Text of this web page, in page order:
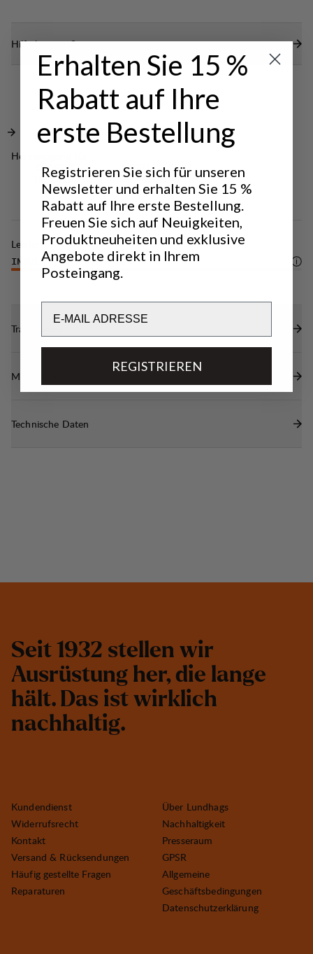
abnehmen, wenn sie zum Wetter und zu Ihrem Stil
passt. Die Handwärmertaschen schützen Ihre
Hände und Sachen, wenn Sie in den Bergen und in
städtischen Gebieten unterwegs sind.
Verstellbarer elastischer Kordelzug in der Taille.
Zwei-Wege-Frontreißverschluss mit Sturmklappe
und Kinnschutz.
DWR-Behandlung (100 % frei von
Fluorkohlenwasserstoffen), um Wasser und
Schmutz abzuweisen.
Hilfe benötigt?
Hervorragend für
CLASSIC
TREKKING
LIGHT & TECH
TREKKING
Leistung
INSULATION/WARMTH 5/6
Transparenz
Materialien
Technische Daten
Seit 1932 stellen wir
Ausrüstung her, die lange
hält. Das ist wirklich
nachhaltig.
Kundendienst
Widerrufsrecht
Kontakt
Versand & Rücksendungen
Häufig gestellte Fragen
Reparaturen
Über Lundhags
Nachhaltigkeit
Presseraum
GPSR
Allgemeine
Geschäftsbedingungen
Datenschutzerklärung
Erhalten Sie 15 %
Rabatt auf Ihre
erste Bestellung
Registrieren Sie sich für unseren
Newsletter und erhalten Sie 15 %
Rabatt auf Ihre erste Bestellung.
Freuen Sie sich auf Neuigkeiten,
Produktneuheiten und exklusive
Angebote direkt in Ihrem
Posteingang.
REGISTRIEREN